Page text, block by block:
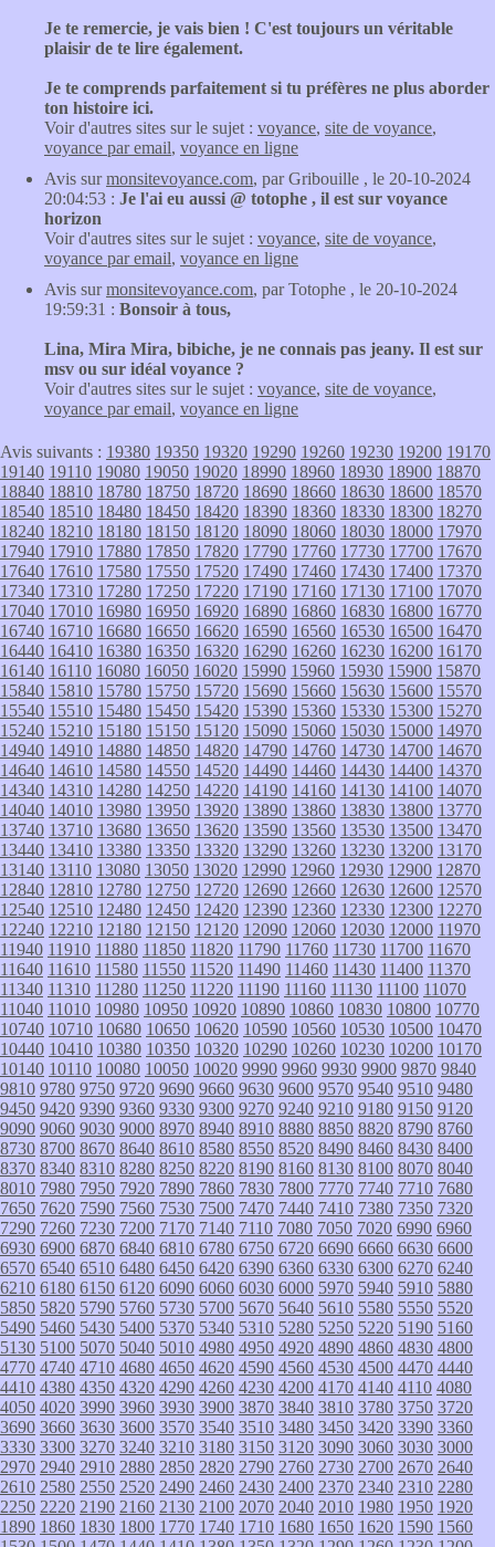
Je te remercie, je vais bien ! C'est toujours un véritable
plaisir de te lire également.
Je te comprends parfaitement si tu préfères ne plus aborder
ton histoire ici.
Voir d'autres sites sur le sujet : voyance, site de voyance,
voyance par email, voyance en ligne
Avis surmonsitevoyance.com, par Gribouille , le 20-10-2024
20:04:53 : Je l'ai eu aussi @ totophe , il est sur voyance
horizon
Voir d'autres sites sur le sujet : voyance, site de voyance,
voyance par email, voyance en ligne
Avis surmonsitevoyance.com, par Totophe , le 20-10-2024
19:59:31 : Bonsoir à tous,
Lina, Mira Mira, bibiche, je ne connais pas jeany. Il est sur
msv ou sur idéal voyance ?
Voir d'autres sites sur le sujet : voyance, site de voyance,
voyance par email, voyance en ligne
Avis suivants : 19380 19350 19320 19290 19260 19230 19200 19170
19140 19110 19080 19050 19020 18990 18960 18930 18900 18870
18840 18810 18780 18750 18720 18690 18660 18630 18600 18570
18540 18510 18480 18450 18420 18390 18360 18330 18300 18270
18240 18210 18180 18150 18120 18090 18060 18030 18000 17970
17940 17910 17880 17850 17820 17790 17760 17730 17700 17670
17640 17610 17580 17550 17520 17490 17460 17430 17400 17370
17340 17310 17280 17250 17220 17190 17160 17130 17100 17070
17040 17010 16980 16950 16920 16890 16860 16830 16800 16770
16740 16710 16680 16650 16620 16590 16560 16530 16500 16470
16440 16410 16380 16350 16320 16290 16260 16230 16200 16170
16140 16110 16080 16050 16020 15990 15960 15930 15900 15870
15840 15810 15780 15750 15720 15690 15660 15630 15600 15570
15540 15510 15480 15450 15420 15390 15360 15330 15300 15270
15240 15210 15180 15150 15120 15090 15060 15030 15000 14970
14940 14910 14880 14850 14820 14790 14760 14730 14700 14670
14640 14610 14580 14550 14520 14490 14460 14430 14400 14370
14340 14310 14280 14250 14220 14190 14160 14130 14100 14070
14040 14010 13980 13950 13920 13890 13860 13830 13800 13770
13740 13710 13680 13650 13620 13590 13560 13530 13500 13470
13440 13410 13380 13350 13320 13290 13260 13230 13200 13170
13140 13110 13080 13050 13020 12990 12960 12930 12900 12870
12840 12810 12780 12750 12720 12690 12660 12630 12600 12570
12540 12510 12480 12450 12420 12390 12360 12330 12300 12270
12240 12210 12180 12150 12120 12090 12060 12030 12000 11970
11940 11910 11880 11850 11820 11790 11760 11730 11700 11670
11640 11610 11580 11550 11520 11490 11460 11430 11400 11370
11340 11310 11280 11250 11220 11190 11160 11130 11100 11070
11040 11010 10980 10950 10920 10890 10860 10830 10800 10770
10740 10710 10680 10650 10620 10590 10560 10530 10500 10470
10440 10410 10380 10350 10320 10290 10260 10230 10200 10170
10140 10110 10080 10050 10020 9990 9960 9930 9900 9870 9840
9810 9780 9750 9720 9690 9660 9630 9600 9570 9540 9510 9480
9450 9420 9390 9360 9330 9300 9270 9240 9210 9180 9150 9120
9090 9060 9030 9000 8970 8940 8910 8880 8850 8820 8790 8760
8730 8700 8670 8640 8610 8580 8550 8520 8490 8460 8430 8400
8370 8340 8310 8280 8250 8220 8190 8160 8130 8100 8070 8040
8010 7980 7950 7920 7890 7860 7830 7800 7770 7740 7710 7680
7650 7620 7590 7560 7530 7500 7470 7440 7410 7380 7350 7320
7290 7260 7230 7200 7170 7140 7110 7080 7050 7020 6990 6960
6930 6900 6870 6840 6810 6780 6750 6720 6690 6660 6630 6600
6570 6540 6510 6480 6450 6420 6390 6360 6330 6300 6270 6240
6210 6180 6150 6120 6090 6060 6030 6000 5970 5940 5910 5880
5850 5820 5790 5760 5730 5700 5670 5640 5610 5580 5550 5520
5490 5460 5430 5400 5370 5340 5310 5280 5250 5220 5190 5160
5130 5100 5070 5040 5010 4980 4950 4920 4890 4860 4830 4800
4770 4740 4710 4680 4650 4620 4590 4560 4530 4500 4470 4440
4410 4380 4350 4320 4290 4260 4230 4200 4170 4140 4110 4080
4050 4020 3990 3960 3930 3900 3870 3840 3810 3780 3750 3720
3690 3660 3630 3600 3570 3540 3510 3480 3450 3420 3390 3360
3330 3300 3270 3240 3210 3180 3150 3120 3090 3060 3030 3000
2970 2940 2910 2880 2850 2820 2790 2760 2730 2700 2670 2640
2610 2580 2550 2520 2490 2460 2430 2400 2370 2340 2310 2280
2250 2220 2190 2160 2130 2100 2070 2040 2010 1980 1950 1920
1890 1860 1830 1800 1770 1740 1710 1680 1650 1620 1590 1560